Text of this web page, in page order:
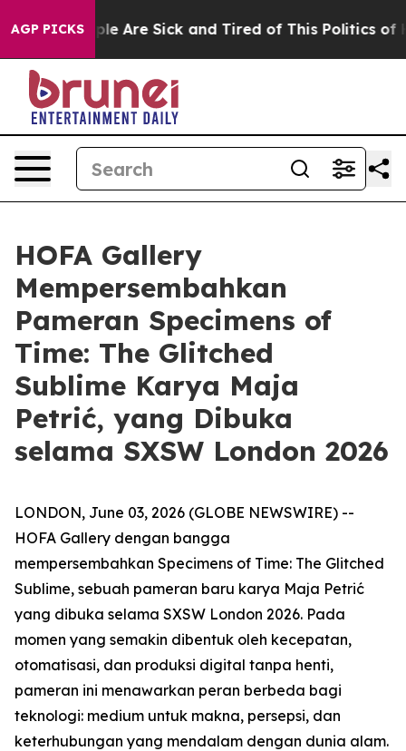
AGP PICKS
“People Are Sick and Tired of This Politics of
HOFA Gallery
Mempersembahkan
Pameran Specimens of
Time: The Glitched
Sublime Karya Maja
Petrić, yang Dibuka
selama SXSW London 2026
LONDON, June 03, 2026 (GLOBE NEWSWIRE) --
HOFA Gallery dengan bangga
mempersembahkan Specimens of Time: The Glitched
Sublime, sebuah pameran baru karya Maja Petrić
yang dibuka selama SXSW London 2026. Pada
momen yang semakin dibentuk oleh kecepatan,
otomatisasi, dan produksi digital tanpa henti,
pameran ini menawarkan peran berbeda bagi
teknologi: medium untuk makna, persepsi, dan
keterhubungan yang mendalam dengan dunia alam.